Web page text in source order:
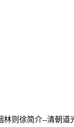
林则徐简介--清朝道